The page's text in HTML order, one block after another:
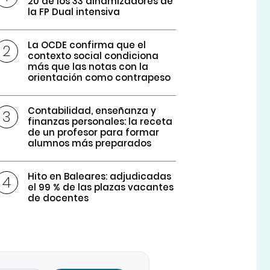
la FP Dual intensiva
La OCDE confirma que el
contexto social condiciona
más que las notas con la
orientación como contrapeso
Contabilidad, enseñanza y
finanzas personales: la receta
de un profesor para formar
alumnos más preparados
Hito en Baleares: adjudicadas
el 99 % de las plazas vacantes
de docentes